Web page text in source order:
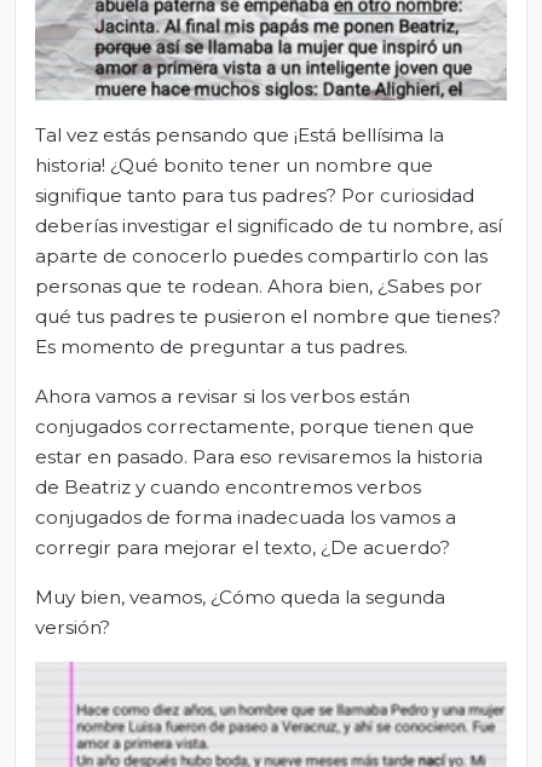
Tal vez estás pensando que ¡Está bellísima la
historia! ¿Qué bonito tener un nombre que
signifique tanto para tus padres? Por curiosidad
deberías investigar el significado de tu nombre, así
aparte de conocerlo puedes compartirlo con las
personas que te rodean. Ahora bien, ¿Sabes por
qué tus padres te pusieron el nombre que tienes?
Es momento de preguntar a tus padres.
Ahora vamos a revisar si los verbos están
conjugados correctamente, porque tienen que
estar en pasado. Para eso revisaremos la historia
de Beatriz y cuando encontremos verbos
conjugados de forma inadecuada los vamos a
corregir para mejorar el texto, ¿De acuerdo?
Muy bien, veamos, ¿Cómo queda la segunda
versión?